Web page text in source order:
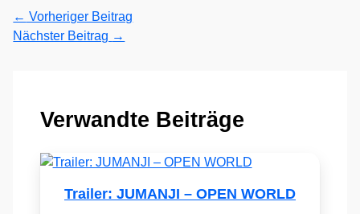
← Vorheriger Beitrag
Nächster Beitrag →
Verwandte Beiträge
Trailer: JUMANJI – OPEN WORLD